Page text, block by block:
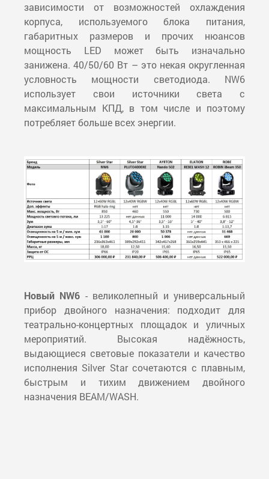
зависимости от возможностей охлаждения
корпуса, используемого блока питания,
габаритных размеров и прочих нюансов
мощность LED может быть изначально
занижена. 40/50/60 Вт – это некая округленная
условность мощности светодиода. NW6
использует свои источники света с
максимальным КПД, в том числе и поэтому
потребляет больше всех энергии.
Новый NW6 - великолепный и универсальный
прибор двойного назначения: подходит для
театрально-концертных площадок и уличных
мероприятий. Высокая надёжность,
выдающиеся световые показатели и качество
исполнения Silver Star сочетаются с плавным,
быстрым и тихим движением двойного
назначения BEAM/WASH.